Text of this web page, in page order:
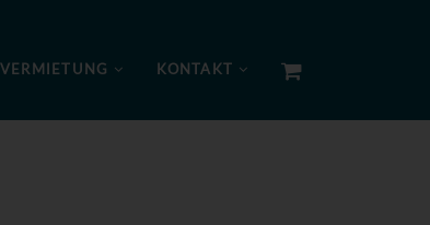
VERMIETUNG KONTAKT